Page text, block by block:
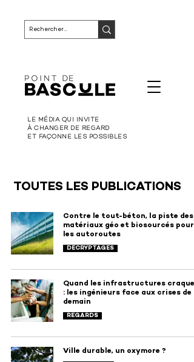
LE MÉDIA QUI INVITE
À CHANGER DE REGARD
ET FAÇONNE LES POSSIBLES
TOUTES LES PUBLICATIONS
Contre le tout-béton, la piste des
matériaux géo et biosourcés pour
les autoroutes
DÉCRYPTAGES
Quand les infrastructures
: les ingénieurs face aux crises de
demain
REGARDS
Ville durable, un oxymore ?